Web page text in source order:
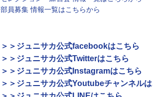
部員募集 情報一覧はこちらから
＞＞ジュニサカ公式facebookはこちら
＞＞ジュニサカ公式Twitterはこちら
＞＞ジュニサカ公式Instagramはこちら
＞＞ジュニサカ公式Youtubeチャンネルは